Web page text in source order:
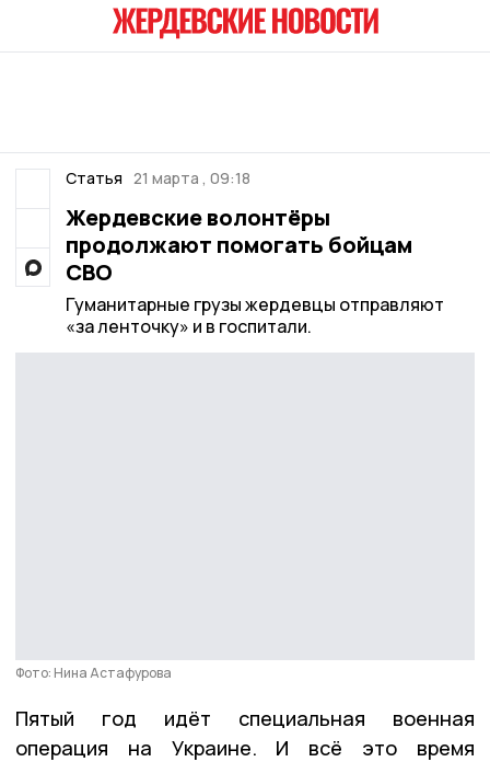
Статья 21 марта , 09:18
Жердевские волонтёры
продолжают помогать бойцам
СВО
Гуманитарные грузы жердевцы отправляют
«за ленточку» и в госпитали.
Фото: Нина Астафурова
Пятый год идёт специальная военная
операция на Украине. И всё это время